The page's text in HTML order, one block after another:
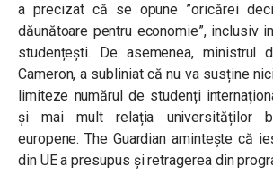
a precizat că se opune ”oricărei
dăunătoare pentru economie”, inclusiv
studențești. De asemenea, ministrul
Cameron, a subliniat că nu va susține
limiteze numărul de studenți
și mai mult relația universităților
europene. The Guardian amintește că
din UE a presupus și retragerea din